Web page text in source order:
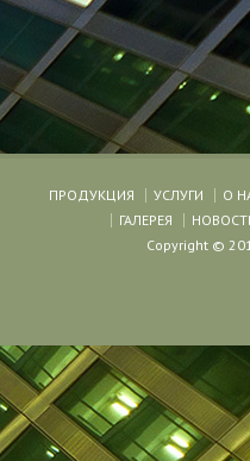
ПРОДУКЦИЯ УСЛУГИ О
ГАЛЕРЕЯ
Copyright ©